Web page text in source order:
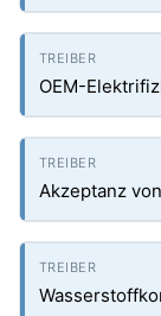
OEM-
Akzeptanz